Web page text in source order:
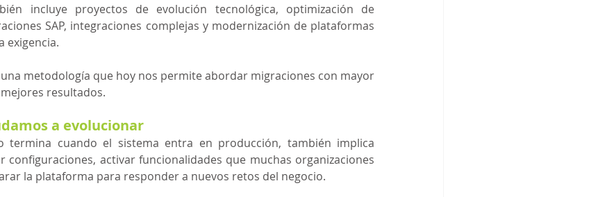
incluye proyectos de evolución tecnológica, optimización de
SAP, integraciones complejas y modernización de plataformas
exigencia.
metodología que hoy nos permite abordar migraciones con mayor
resultados.
a evolucionar
termina cuando el sistema entra en producción, también implica
configuraciones, activar funcionalidades que muchas organizaciones
la plataforma para responder a nuevos retos del negocio.